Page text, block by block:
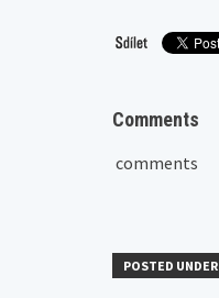
Comments
comments
POSTED UNDER